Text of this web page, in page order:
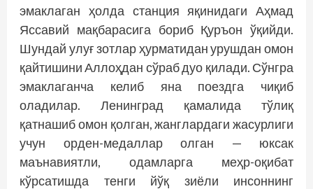
эмаклаган ҳолда станция яқинидаги Аҳмад
Яссавий мақбарасига бориб Қуръон ўқийди.
Шундай улуғ зотлар ҳурматидан урушдан омон
қайтишини Аллоҳдан сўраб дуо қилади. Сўнгра
эмаклаганча келиб яна поездга чиқиб
оладилар. Ленинград қамалида тўлиқ
қатнашиб омон қолган, жанглардаги жасурлиги
учун орден-медаллар олган — юксак
маънавиятли, одамларга меҳр-оқибат
кўрсатишда тенги йўқ зиёли инсоннинг